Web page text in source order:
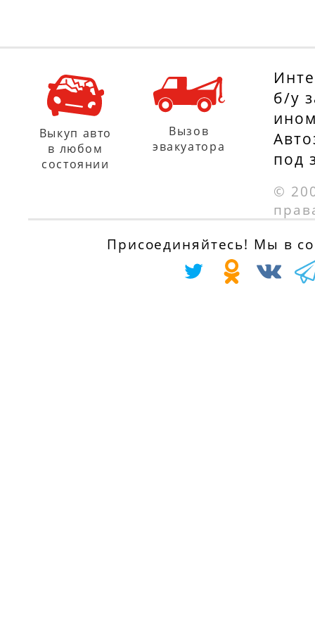
б/у
под
©
Выкуп авто
в любом
состоянии
Вызов
эвакуатора
Присоединяйтесь! Мы в